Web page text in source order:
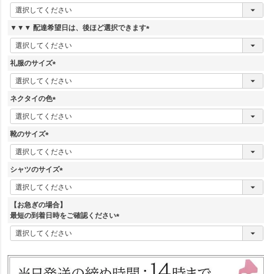
)(
必
須
)
▼▼▼ 配達希望日は、後ほど選択できます
(
必
)
礼服のサイズ
(
必
須
)
ネクタイの色
(
必
)
靴のサイズ
(
必
須
)
シャツのサイズ
(
必
須
)
【お急ぎの場合】
最短の到着日時をご確認ください
(
必